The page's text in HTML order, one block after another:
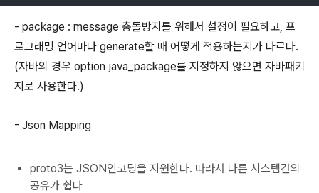
- package : message 충돌방지를 위해서 설정이 필요하고, 프
로그래밍 언어마다 generate할 때 어떻게 적용하는지가 다르다.
(자바의 경우 option java_package를 지정하지 않으면 자바패키
지로 사용한다.)
- Json Mapping
proto3는 JSON인코딩을 지원한다. 따라서 다른 시스템간의
공유가 쉽다